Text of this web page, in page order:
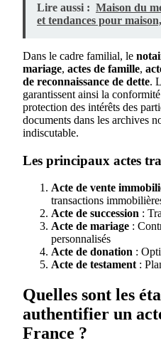
Lire aussi : Maison du
et tendances pour
Dans le cadre familial, le
mariage, actes de famille,
de reconnaissance de dette.
garantissent ainsi la
protection des intérêts des
documents dans les archives
indiscutable.
Les principaux actes
Acte de vente
transactions
Acte de succession :
Acte de mariage :
personnalisés
Acte de donation :
Acte de testament :
Quelles sont les
authentifier un
France ?